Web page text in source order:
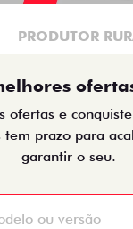
PRODUTOR
ofertas e
tem prazo para
garantir o seu.